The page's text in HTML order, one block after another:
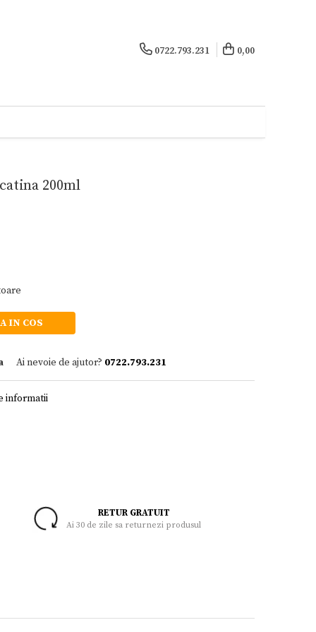
0722.793.231 0,00
200ml
IN COS
Ai nevoie de ajutor? 0722.793.231
informatii
RETUR GRATUIT
Ai 30 de zile sa returnezi produsul